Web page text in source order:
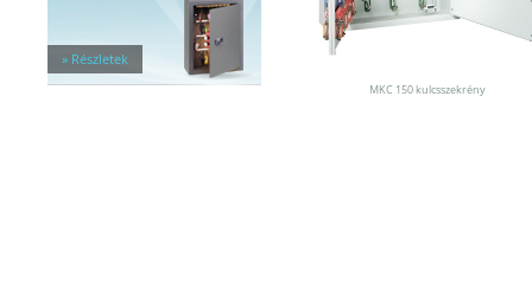
» Részletek
MKC 150 kulcsszekrény